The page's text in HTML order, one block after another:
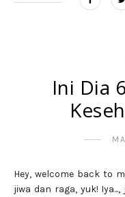
Ini Dia
Hey, welcome back to
jiwa dan raga, yuk!